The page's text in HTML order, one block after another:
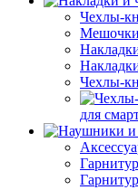
Чехлы-
Чехлы-
для